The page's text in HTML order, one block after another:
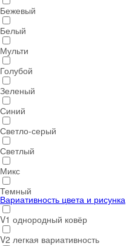
Бежевый
Белый
Мульти
Голубой
Зеленый
Синий
Светло-серый
Светлый
Микс
Темный
Вариативность цвета и рисунка
V1 однородный ковёр
V2 легкая вариативность